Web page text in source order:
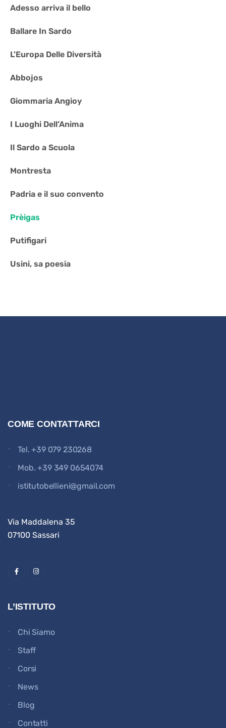
Adesso arriva il bello
Ballare In Sardo
L’Europa Delle Diversità
Abbojos
Giommaria Angioy
I Luoghi Dell’Anima
Il Sardo a Scuola
Montresta
Padria e il suo convento
Prèigas
Putifigari
Usini, sa poesia
COME CONTATTARCI
Tel.+39 079 230268
Mob.+39 349 0654074
istitutobellieni@gmail.com
Via Maddalena 35
07100 Sassari
L’ISTITUTO
Chi Siamo
Staff
Corsi
News
Blog
Contatti